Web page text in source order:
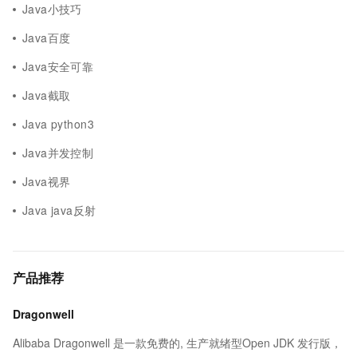
Java小技巧
Java百度
Java安全可靠
Java截取
Java python3
Java并发控制
Java视界
Java java反射
产品推荐
Dragonwell
Alibaba Dragonwell 是一款免费的, 生产就绪型Open JDK 发行版，